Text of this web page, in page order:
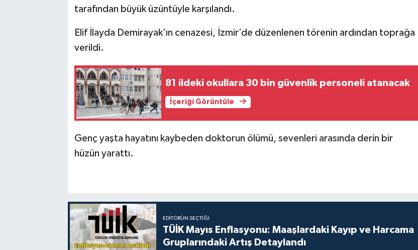
tarafından büyük üzüntüyle karşılandı.
Elif İlayda Demirayak’ın cenazesi, İzmir’de düzenlenen törenin ardından toprağa
verildi.
81 ildeki okullara 30 bin güvenlik personeli atanacak
İçeriği Görüntüle
Genç yaşta hayatını kaybeden doktorun ölümü, sevenleri arasında derin bir
hüzün yarattı.
EDITÖRÜN SEÇTIĞI
TÜİK Mayıs Enflasyonu: Maaşlardaki Kayıp ve Harcama
Gruplarındaki Artış Detaylandı